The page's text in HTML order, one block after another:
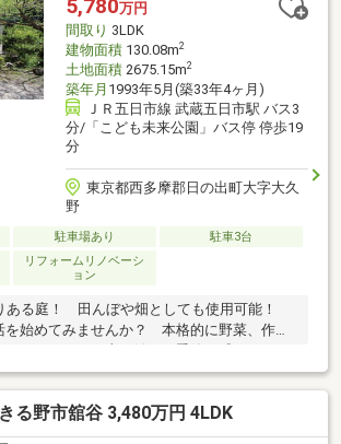
5,780万円
間取り 3LDK
建物面積130.08m2
土地面積2675.15m2
築年月 1993年5月(築33年4ヶ月)
ＪＲ五日市線 武蔵五日市駅 バス3
分/「こども未来公園」バス停 停歩19
分
東京都西多摩郡日の出町大字大久
野
駐車場あり 駐車3台
リフォームリノベーシ
ョン
ある庭！ 田んぼや畑としても使用可能！
を始めてみませんか？ 本格的に野菜、作り
もおススメ！ 土に触れ、季節を感じる、そ
旬」を味わう暮らしを♪ ◆閑静な緑豊かな
しを叶えられそうですね！◆周辺環境良
す♪ 大正保育園：徒歩約7分 コンビニ、
ストア、郵便局なども車で10分圏内！ 日々
る野市舘谷 3,480万円 4LDK